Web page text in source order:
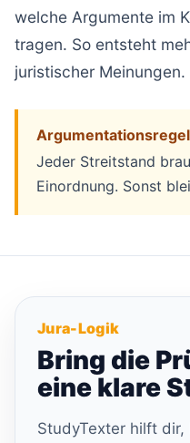
welche Argumente im
tragen. So entsteht
juristischer Meinungen.
Argumentationsregel
Jeder Streitstand
Einordnung. Sonst
Jura-Logik
Bring die
eine klare
StudyTexter hilft dir,